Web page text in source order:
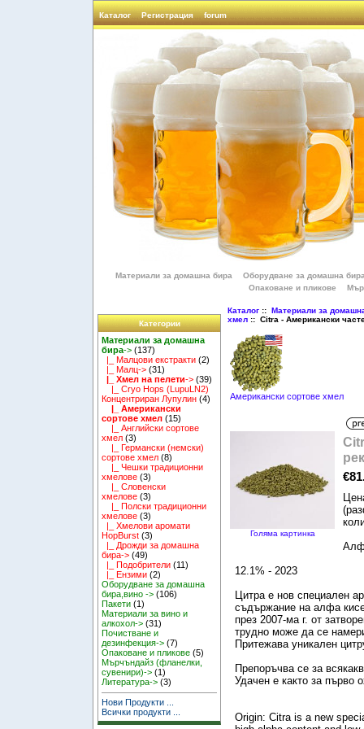
Каталог Регистрация forum
Материали за домашна бира
Оборудване за домашна
Опаковане и пликове
Категории
Материали за домашна
бира-> (137)
|_ Малцови екстракти (2)
|_ Малц-> (31)
|_ Хмел на пелети-> (39)
|_ Cryo Hops (LupuLN2)
Концентриран Лупулин (4)
|_ Американски
сортове хмел (15)
|_ Английски сортове
хмел (3)
|_ Германски (немски)
сортове хмел (8)
|_ Чешки традиционни
хмелове (3)
|_ Словенски
хмелове (3)
|_ Полски традиционни
хмелове (3)
|_ Хмелови аромати
HopBurst (3)
|_ Дрожди за домашна
бира-> (49)
|_ Подобрители (11)
|_ Ензими (2)
Оборудване за домашна
бира,вино -> (106)
Пакети (1)
Материали за вино и
алкохол-> (31)
Почистване и
дезинфекция-> (7)
Опаковане и пликове (5)
Мърчъндайз (фланелки,
сувенири)-> (1)
Литература-> (3)
Нови Продукти ...
Всички продукти ...
Каталог:: Материали за
хмел:: Citra - Американски
Американски сортове хмел
Голяма картинка
12.1% - 2023
Цитра е нов специален
съдържание на алфа
през 2007-ма г. от
трудно може да се
Притежава уникален
Препоръчва се за
Удачен е както за първо
Origin: Citra is a new